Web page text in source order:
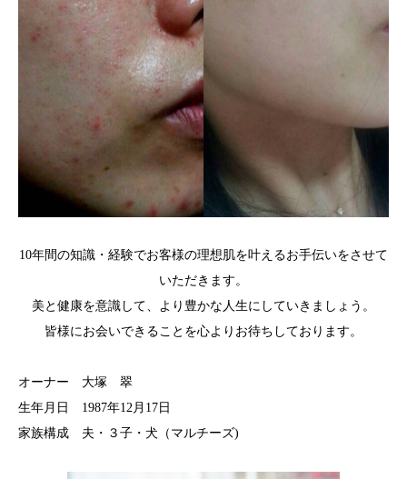
10年間の知識・経験でお客様の理想肌を叶えるお手伝いをさせて
いただきます。
美と健康を意識して、より豊かな人生にしていきましょう。
皆様にお会いできることを心よりお待ちしております。
オーナー 大塚 翠
生年月日 1987年12月17日
家族構成 夫・３子・犬（マルチーズ)